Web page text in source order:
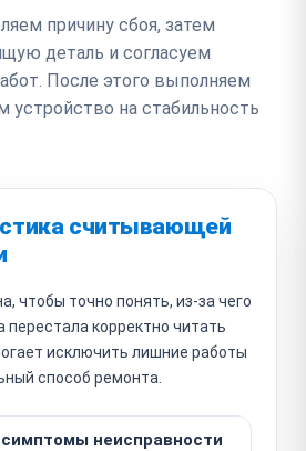
причину сбоя, затем
деталь и согласуем
После этого выполняем
устройство на стабильность
считывающей
чтобы точно понять, из-за чего
перестала корректно читать
исключить лишние работы
способ ремонта.
неисправности